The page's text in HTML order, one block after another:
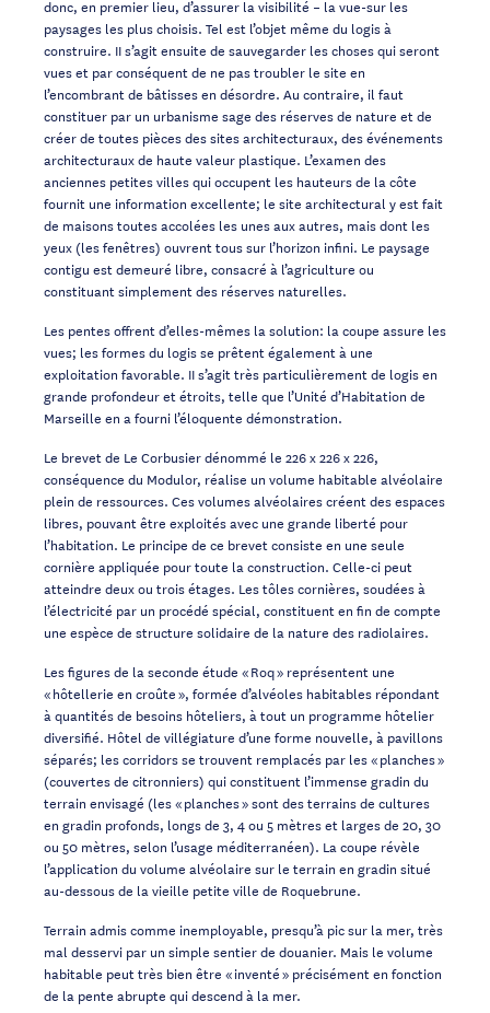
donc, en premier lieu, d’assurer la visibilité – la vue-sur les
paysages les plus choisis. Tel est l’objet même du logis à
construire. II s’agit ensuite de sauvegarder les choses qui seront
vues et par conséquent de ne pas troubler le site en
l’encombrant de bâtisses en désordre. Au contraire, il faut
constituer par un urbanisme sage des réserves de nature et de
créer de toutes pièces des sites architecturaux, des événements
architecturaux de haute valeur plastique. L’examen des
anciennes petites villes qui occupent les hauteurs de la côte
fournit une information excellente; le site architectural y est fait
de maisons toutes accolées les unes aux autres, mais dont les
yeux (les fenêtres) ouvrent tous sur l’horizon infini. Le paysage
contigu est demeuré libre, consacré à l’agriculture ou
constituant simplement des réserves naturelles.
Les pentes offrent d’elles-mêmes la solution: la coupe assure les
vues; les formes du logis se prêtent également à une
exploitation favorable. II s’agit très particulièrement de logis en
grande profondeur et étroits, telle que l’Unité d’Habitation de
Marseille en a fourni l’éloquente démonstration.
Le brevet de Le Corbusier dénommé le 226 x 226 x 226,
conséquence du Modulor, réalise un volume habitable alvéolaire
plein de ressources. Ces volumes alvéolaires créent des espaces
libres, pouvant être exploités avec une grande liberté pour
l’habitation. Le principe de ce brevet consiste en une seule
cornière appliquée pour toute la construction. Celle-ci peut
atteindre deux ou trois étages. Les tôles cornières, soudées à
l’électricité par un procédé spécial, constituent en fin de compte
une espèce de structure solidaire de la nature des radiolaires.
Les figures de la seconde étude « Roq » représentent une
« hôtellerie en croûte », formée d’alvéoles habitables répondant
à quantités de besoins hôteliers, à tout un programme hôtelier
diversifié. Hôtel de villégiature d’une forme nouvelle, à pavillons
séparés; les corridors se trouvent remplacés par les « planches »
(couvertes de citronniers) qui constituent l’immense gradin du
terrain envisagé (les « planches » sont des terrains de cultures
en gradin profonds, longs de 3, 4 ou 5 mètres et larges de 20, 30
ou 50 mètres, selon l’usage méditerranéen). La coupe révèle
l’application du volume alvéolaire sur le terrain en gradin situé
au-dessous de la vieille petite ville de Roquebrune.
Terrain admis comme inemployable, presqu’à pic sur la mer, très
mal desservi par un simple sentier de douanier. Mais le volume
habitable peut très bien être « inventé » précisément en fonction
de la pente abrupte qui descend à la mer.